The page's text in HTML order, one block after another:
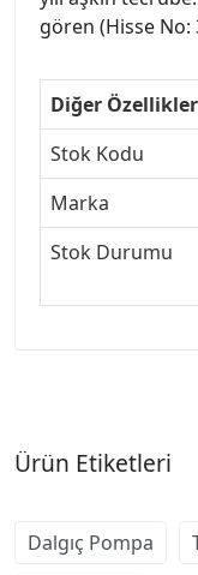
gören (Hisse
Diğer Özellikler
Stok Kodu
Marka
Stok Durumu
Ürün Etiketleri
Dalgıç Pompa